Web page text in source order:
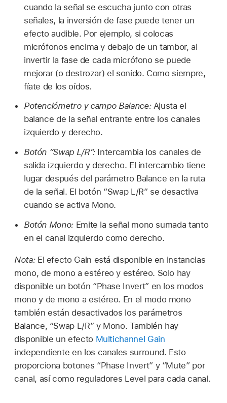
cuando la señal se escucha junto con otras
señales, la inversión de fase puede tener un
efecto audible. Por ejemplo, si colocas
micrófonos encima y debajo de un tambor, al
invertir la fase de cada micrófono se puede
mejorar (o destrozar) el sonido. Como siempre,
fíate de los oídos.
Potenciómetro y campo Balance: Ajusta el
balance de la señal entrante entre los canales
izquierdo y derecho.
Botón “Swap L/R”: Intercambia los canales de
salida izquierdo y derecho. El intercambio tiene
lugar después del parámetro Balance en la ruta
de la señal. El botón “Swap L/R” se desactiva
cuando se activa Mono.
Botón Mono: Emite la señal mono sumada tanto
en el canal izquierdo como derecho.
Nota: El efecto Gain está disponible en instancias
mono, de mono a estéreo y estéreo. Solo hay
disponible un botón “Phase Invert” en los modos
mono y de mono a estéreo. En el modo mono
también están desactivados los parámetros
Balance, “Swap L/R” y Mono. También hay
disponible un efecto Multichannel Gain
independiente en los canales surround. Esto
proporciona botones “Phase Invert” y “Mute” por
canal, así como reguladores Level para cada canal.